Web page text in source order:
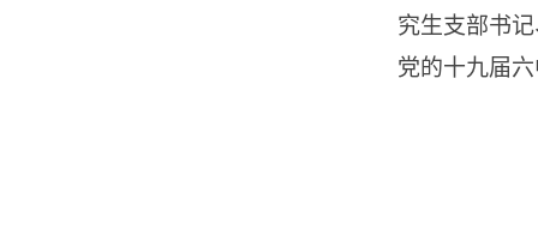
究生支部书
党的十九届